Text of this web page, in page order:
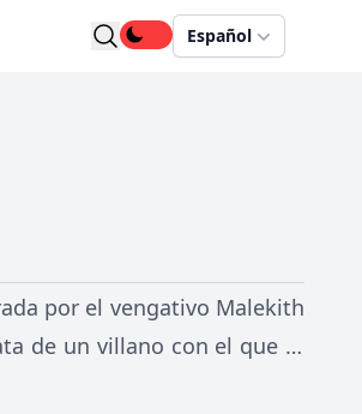
Español
por el vengativo Malekith
de un villano con el que ni
emprender un viaje muy